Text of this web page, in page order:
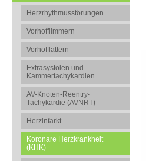
Herzrhythmusstörungen
Vorhofflimmern
Vorhofflattern
Extrasystolen und
Kammertachykardien
AV-Knoten-Reentry-
Tachykardie (AVNRT)
Herzinfarkt
Koronare Herzkrankheit
(KHK)